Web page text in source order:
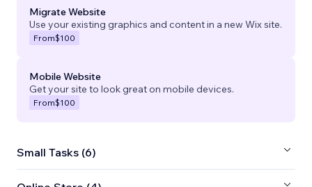
Migrate Website
Use your existing graphics and content in a new Wix site.
From$100
Mobile Website
Get your site to look great on mobile devices.
From$100
Small Tasks (6)